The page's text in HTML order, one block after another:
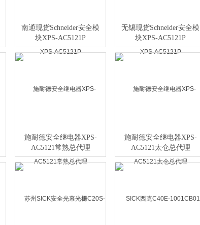
南通现货Schneider安全模
块XPS-AC5121P
无锡现货Schneider安全模
块XPS-AC5121P
施耐德安全继电器XPS-
AC5121常熟总代理
施耐德安全继电器XPS-
AC5121太仓总代理